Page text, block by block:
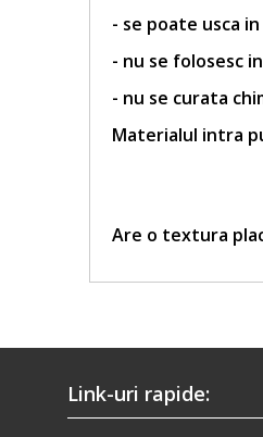
- se poate usca
- nu se folosesc
- nu se curata
Materialul intra
Are o textura
Link-uri rapide: